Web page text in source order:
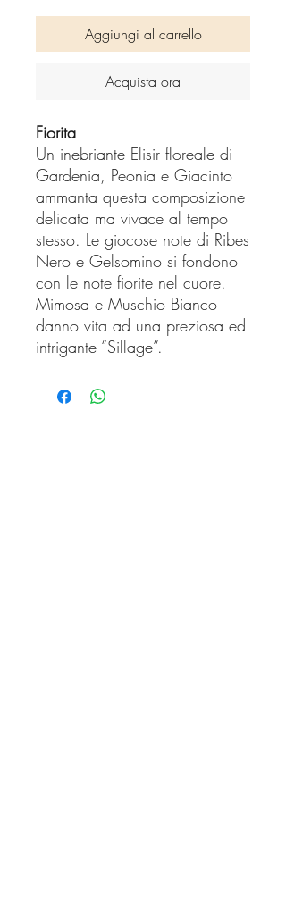
Aggiungi al carrello
Acquista ora
Fiorita
Un inebriante Elisir floreale di
Gardenia, Peonia e Giacinto
ammanta questa composizione
delicata ma vivace al tempo
stesso. Le giocose note di Ribes
Nero e Gelsomino si fondono
con le note fiorite nel cuore.
Mimosa e Muschio Bianco
danno vita ad una preziosa ed
intrigante “Sillage”.